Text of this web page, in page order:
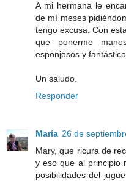
A mi hermana le
de mí meses
tengo excusa. Con
que ponerme
esponjosos y
Un saludo.
Responder
María 26 de
Mary, que ricura de
y eso que al principio
posibilidades del